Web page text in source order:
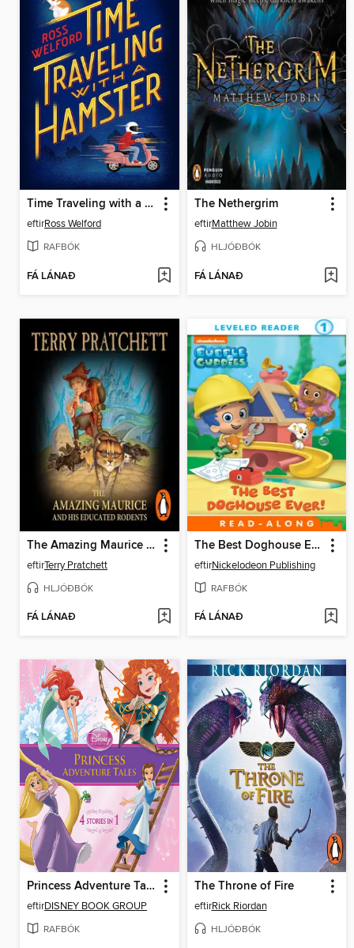
Time Traveling with a Hamster
eftirRoss Welford
RAFBÓK
FÁ LÁNAÐ
The Nethergrim
eftirMatthew Jobin
HLJÓÐBÓK
FÁ LÁNAÐ
The Amazing Maurice and his Educated Rodents
eftirTerry Pratchett
HLJÓÐBÓK
FÁ LÁNAÐ
The Best Doghouse Ever
eftirNickelodeon Publishing
RAFBÓK
FÁ LÁNAÐ
Princess Adventure Tales
eftirDISNEY BOOK GROUP
RAFBÓK
The Throne of Fire
eftirRick Riordan
HLJÓÐBÓK